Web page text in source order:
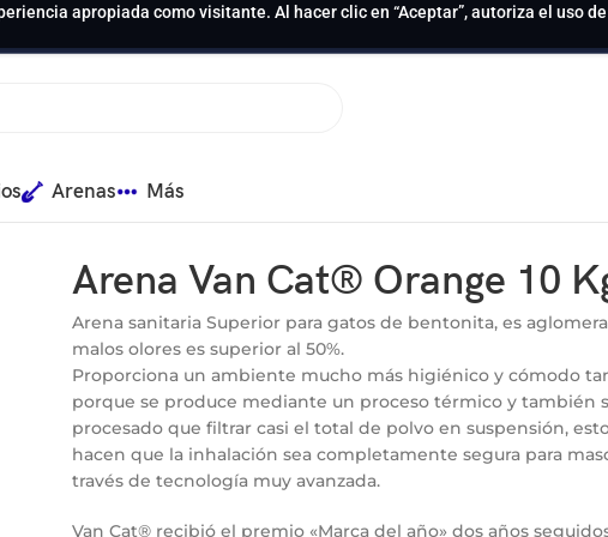
apropiada como visitante. Al hacer clic en “Aceptar”, autoriza el uso
Arenas Más
Arena Van Cat® Orange 10
Arena sanitaria Superior para gatos de bentonita, es
malos olores es superior al 50%.
Proporciona un ambiente mucho más higiénico y cómodo
porque se produce mediante un proceso térmico y también
procesado que filtrar casi el total de polvo en suspensión,
hacen que la inhalación sea completamente segura para
través de tecnología muy avanzada.
Van Cat® recibió el premio «Marca del año» dos años